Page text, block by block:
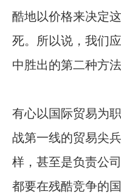
酷地以价格来决定
死。所以说，我们
中胜出的第二种方法
有心以国际贸易为
战第一线的贸易尖
样，甚至是负责公
都要在残酷竞争的